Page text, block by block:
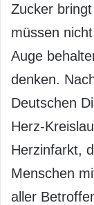
Zucker
müssen
Auge
denken.
Deutschen
Herz-
Herzinfarkt,
Menschen
aller